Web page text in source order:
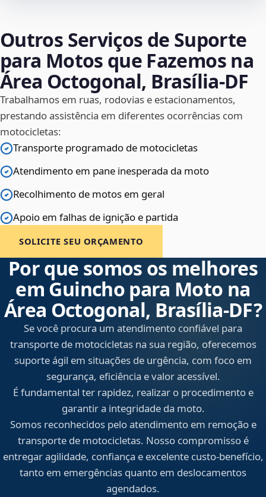
Outros Serviços de Suporte
para Motos que Fazemos na
Área Octogonal, Brasília‑DF
Trabalhamos em ruas, rodovias e estacionamentos,
prestando assistência em diferentes ocorrências com
motocicletas:
Transporte programado de motocicletas
Atendimento em pane inesperada da moto
Recolhimento de motos em geral
Apoio em falhas de ignição e partida
SOLICITE SEU ORÇAMENTO
Por que somos os melhores
em Guincho para Moto na
Área Octogonal, Brasília‑DF?
Se você procura um atendimento confiável para
transporte de motocicletas na sua região, oferecemos
suporte ágil em situações de urgência, com foco em
segurança, eficiência e valor acessível.
É fundamental ter rapidez, realizar o procedimento e
garantir a integridade da moto.
Somos reconhecidos pelo atendimento em remoção e
transporte de motocicletas. Nosso compromisso é
entregar agilidade, confiança e excelente custo-benefício,
tanto em emergências quanto em deslocamentos
agendados.